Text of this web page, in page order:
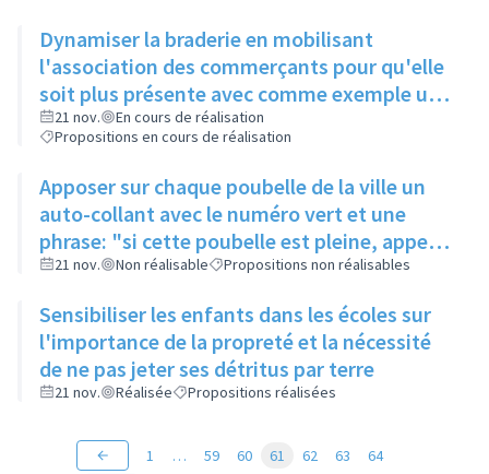
Dynamiser la braderie en mobilisant
l'association des commerçants pour qu'elle
soit plus présente avec comme exemple un
coiffeur qui ferait des coupes de cheveux
dans la rue
21 nov.
En cours de réalisation
Propositions en cours de réalisation
Apposer sur chaque poubelle de la ville un
auto-collant avec le numéro vert et une
phrase: "si cette poubelle est pleine, appeler
le...." permettant à chaque habitant de
21 nov. Non réalisable Propositions non réalisables
Sensibiliser les enfants dans les écoles sur
l'importance de la propreté et la nécessité
de ne pas jeter ses détritus par terre
21 nov. Réalisée Propositions réalisées
1 … 59 60 61 62 63 64